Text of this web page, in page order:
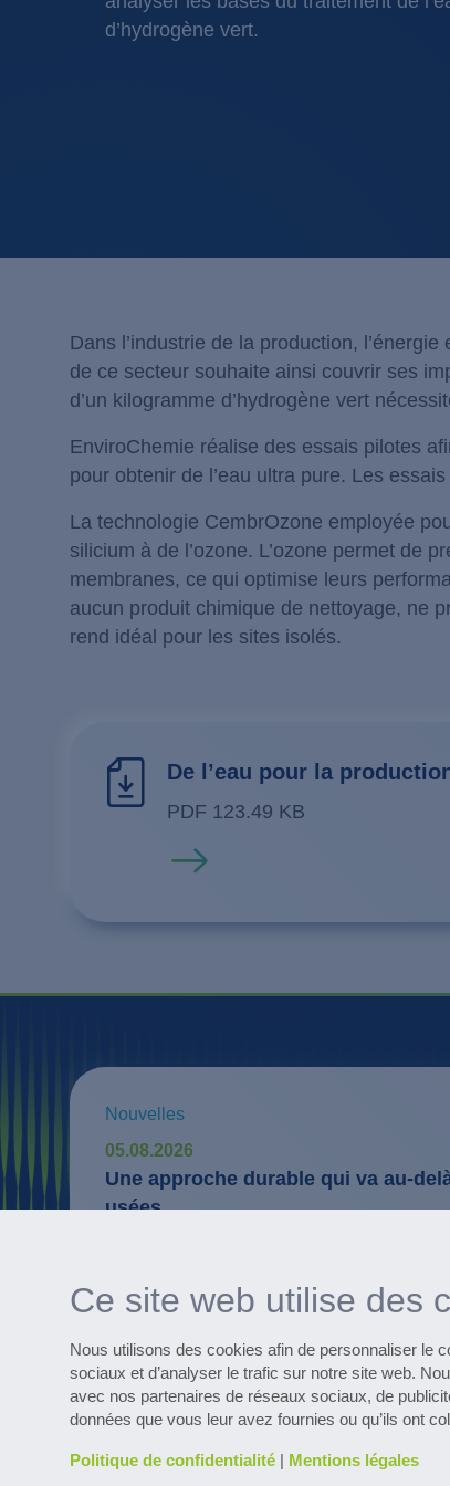
Ce site web utilise des
Nous utilisons des cookies afin de personnaliser le
sociaux et d’analyser le trafic sur notre site web.
avec nos partenaires de réseaux sociaux, de
données que vous leur avez fournies ou qu’ils ont
Politique de confidentialité | Mentions légales
d’hydrogène vert.
Dans l’industrie de la production,
de ce secteur souhaite ainsi couvrir ses
d’un kilogramme d’hydrogène vert
EnviroChemie réalise des essais pilotes
pour obtenir de l’eau ultra pure. Les
La technologie CembrOzone employée
silicium à de l’ozone. L’ozone permet de
membranes, ce qui optimise leurs
aucun produit chimique de nettoyage, ne
rend idéal pour les sites isolés.
De l’eau pour la
PDF 123.49 KB
En savoir plus
Nouvelles
05.08.2026
Une approche durable qui va au-
usées
inhérentes à l’exploitation d’une
Découvrez de nombreux projets